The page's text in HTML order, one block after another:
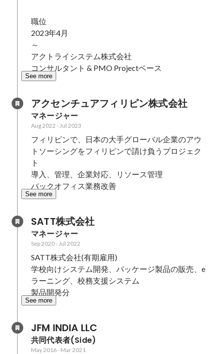
職位
2023年4月
～
アクトライシステム株式会社
コンサルタント & PMO Projectベース
See more
アクセンチュアフィリピン株式会社
マネージャー
Aug 2022 -Jul 2023
フィリピンで、日本の大手グローバル企業のアウ
トソーシングをフィリピンで請け負うプロジェク
ト
導入、管理、企業対応、リソース管理
バックオフィス業務改善
See more
SATT株式会社
マネージャー
Sep 2020-Jul 2022
SATT株式会社(有期雇用)
学校向けシステム開発、パッケージ製品の販売、e
ラーニング、校務支援システム
製品開発分
See more
JFM INDIA LLC
共同代表者(Side)
May 2016- Mar 2021